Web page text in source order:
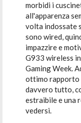
morbidi i
all'apparenza
volta indossate
sono wired,
impazzire e
G933 wireless
Gaming Week.
ottimo rapporto
davvero tutto,
estraibile e una
vedersi.